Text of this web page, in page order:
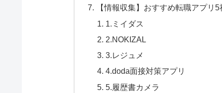
【情報収集】おすすめ転職アプリ5
1.ミイダス
2.NOKIZAL
3.レジュメ
4.doda面接対策アプリ
5.履歴書カメラ